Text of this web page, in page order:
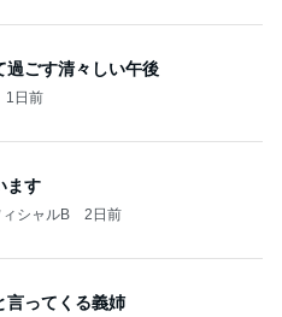
過ごす清々しい午後
1日前
ます
シャルB 2日前
言ってくる義姉